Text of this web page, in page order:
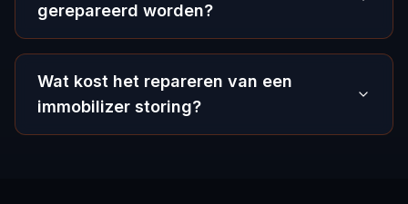
gerepareerd worden?
Wat kost het repareren van een
immobilizer storing?